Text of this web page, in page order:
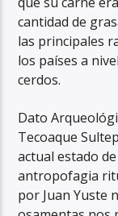
cantidad de
las principales
los países a
cerdos.
Dato
Tecoaque
actual estado
antropofagia
por Juan Yuste